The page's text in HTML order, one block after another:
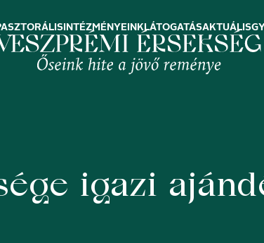
INTÉZMÉNYEINK LÁTOGATÁSAKTUÁLIS
igazi